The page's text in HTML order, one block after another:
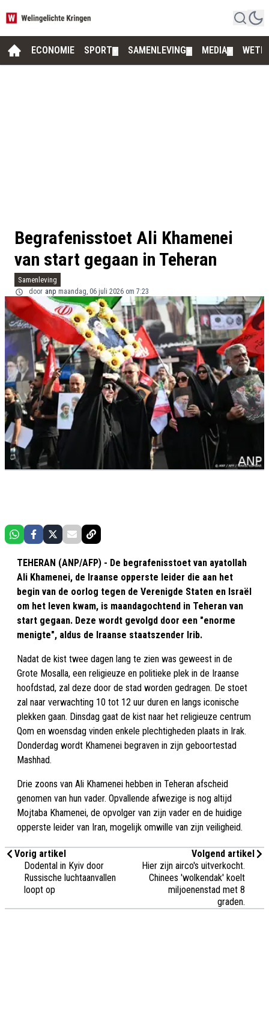
ECONOMIE SPORT SAMENLEVING MEDIA
Begrafenisstoet Ali Khamenei
van start gegaan in Teheran
Samenleving
door anp maandag, 06 juli 2026 om 7:23
TEHERAN (ANP/AFP) - De begrafenisstoet van ayatollah
Ali Khamenei, de Iraanse opperste leider die aan het
begin van de oorlog tegen de Verenigde Staten en Israël
om het leven kwam, is maandagochtend in Teheran van
start gegaan. Deze wordt gevolgd door een "enorme
menigte", aldus de Iraanse staatszender Irib.
Nadat de kist twee dagen lang te zien was geweest in de
Grote Mosalla, een religieuze en politieke plek in de Iraanse
hoofdstad, zal deze door de stad worden gedragen. De stoet
zal naar verwachting 10 tot 12 uur duren en langs iconische
plekken gaan. Dinsdag gaat de kist naar het religieuze centrum
Qom en woensdag vinden enkele plechtigheden plaats in Irak.
Donderdag wordt Khamenei begraven in zijn geboortestad
Mashhad.
Drie zoons van Ali Khamenei hebben in Teheran afscheid
genomen van hun vader. Opvallende afwezige is nog altijd
Mojtaba Khamenei, de opvolger van zijn vader en de huidige
opperste leider van Iran, mogelijk omwille van zijn veiligheid.
Vorig artikel
Dodental in Kyiv door
Russische luchtaanvallen
loopt op
Volgend artikel
Hier zijn airco's uitverkocht.
Chinees 'wolkendak' koelt
miljoenenstad met 8
graden.